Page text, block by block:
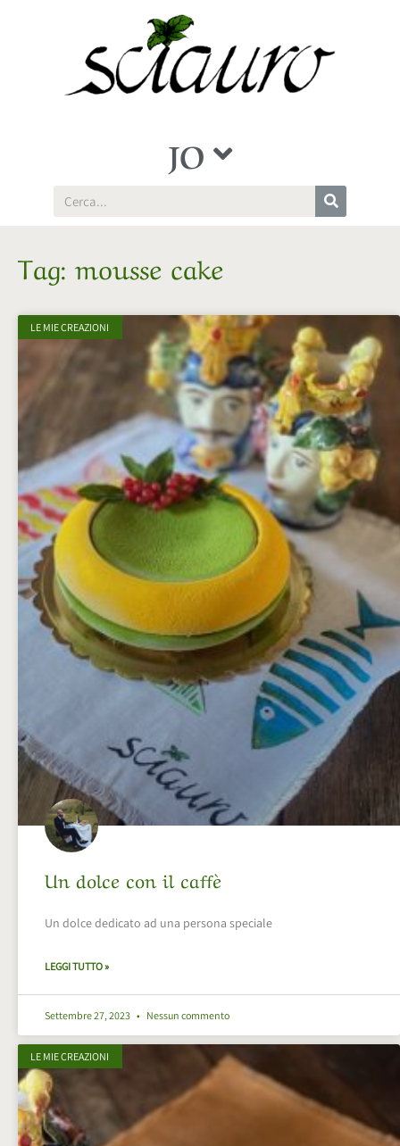
JO
Tag: mousse cake
LE MIE CREAZIONI
Un dolce con il caffè
Un dolce dedicato ad una persona speciale
LEGGI TUTTO »
Settembre 27, 2023 Nessun commento
LE MIE CREAZIONI